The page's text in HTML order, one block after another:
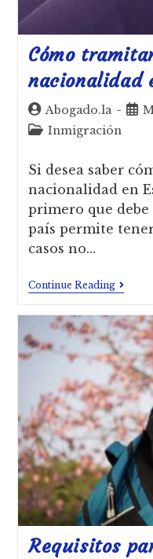
Cómo
nacionalidad
Abogado.la
Inmigración
Si desea saber
nacionalidad en
primero que debe
país permite
casos no…
Continue Reading
Requisitos